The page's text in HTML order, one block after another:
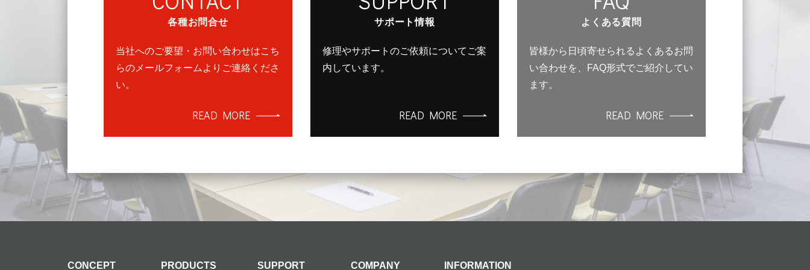
各種お問合せ
当社へのご要望・お問い合わせはこち
らのメールフォームよりご連絡くださ
い。
READ MORE
サポート情報
修理やサポートのご依頼についてご案
内しています。
READ MORE
よくある質問
皆様から日頃寄せられるよくあるお問
い合わせを、FAQ形式でご紹介してい
ます。
READ MORE
CONCEPT PRODUCTS SUPPORT COMPANY INFORMATION